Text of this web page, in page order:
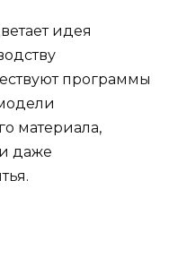
идея
программы
материала,
даже